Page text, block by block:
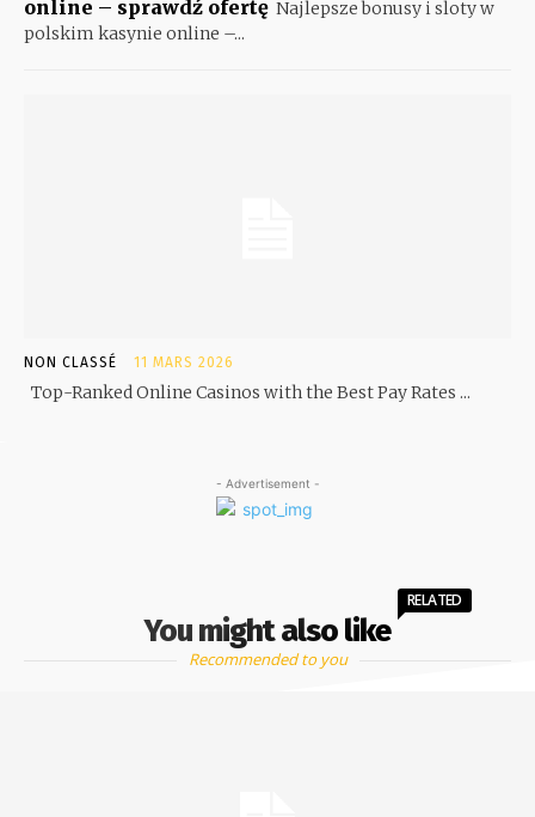
online – sprawdź ofertę Najlepsze bonusy i sloty w
polskim kasynie online –...
NON CLASSÉ 11 MARS 2026
Top-Ranked Online Casinos with the Best Pay Rates ...
- Advertisement -
You might also like
RELATED
Recommended to you